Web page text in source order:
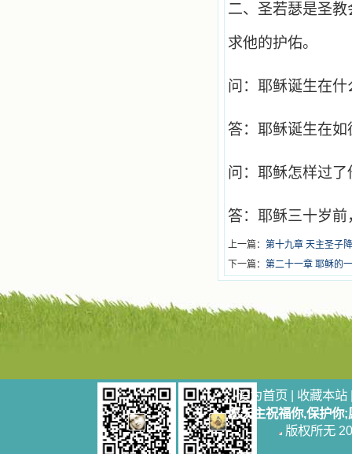
二、圣若瑟是圣
求他的护佑。
问：耶稣诞生在什
答：耶稣诞生在
问：耶稣怎样过
答：耶稣三十岁
上一篇： 第十九章 天主圣子
下一篇： 第二十一章 耶稣的
设为首页 | 收藏本站
愿天主祝福你,保护你
版权所无